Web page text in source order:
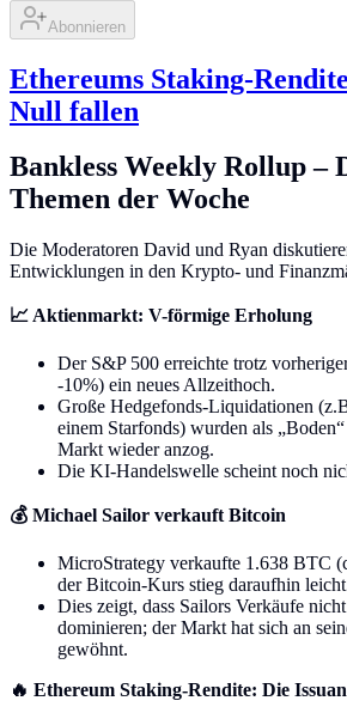
Abonnieren
Ethereums Staking-
Null fallen
Bankless Weekly Rollup –
Themen der Woche
Die Moderatoren David und Ryan
Entwicklungen in den Krypto- und
📈 Aktienmarkt: V-förmige Erholung
Der S&P 500 erreichte trotz
-10%) ein neues Allzeithoch.
Große Hedgefonds-Liquidationen
einem Starfonds) wurden als
Markt wieder anzog.
Die KI-Handelswelle scheint noch
💰 Michael Sailor verkauft Bitcoin
MicroStrategy verkaufte 1.638 BTC
der Bitcoin-Kurs stieg daraufhin
Dies zeigt, dass Sailors Verkäufe
dominieren; der Markt hat sich an
gewöhnt.
🔥 Ethereum Staking-Rendite: Die